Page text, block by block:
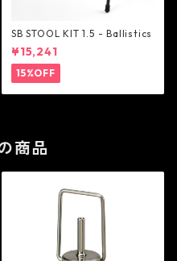
SB STOOL KIT 1.5 - Ballistics
¥15,241
15%OFF
商品